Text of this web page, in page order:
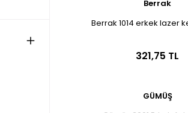
Berrak
Berrak 1014 erkek lazer
321,75 TL
GÜMÜŞ